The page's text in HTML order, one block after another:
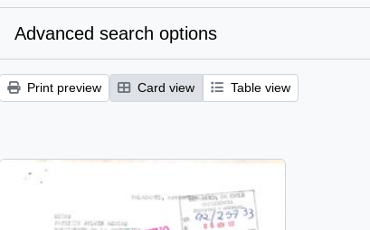
Advanced search options
Print preview Card view Table view